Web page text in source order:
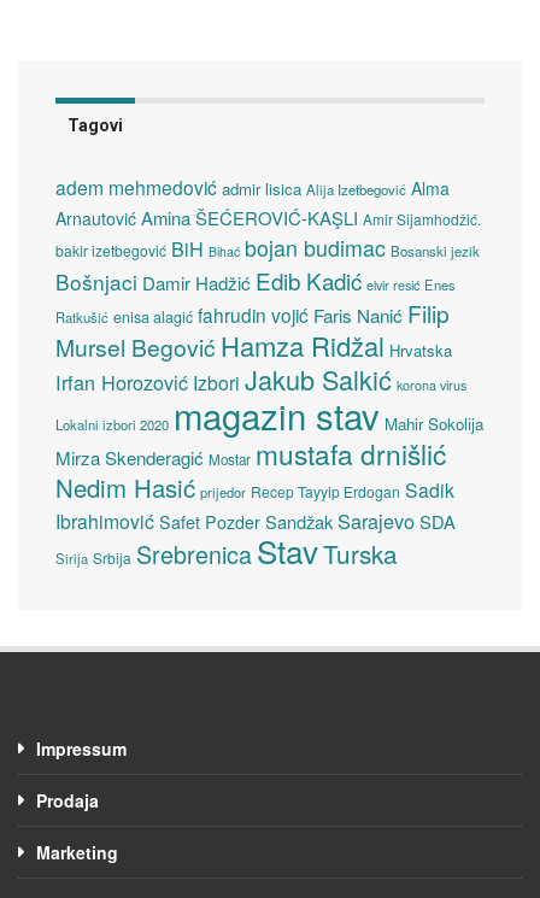
Tagovi
adem mehmedović admir lisica Alija Izetbegović Alma
Arnautović Amina ŠEĆEROVIĆ-KAŞLI Amir Sijamhodžić.
bakir izetbegović BiH Bihać bojan budimac Bosanski jezik
Bošnjaci Damir Hadžić Edib Kadić elvir resić Enes
Ratkušić enisa alagić fahrudin vojić Faris Nanić Filip
Mursel Begović Hamza Ridžal Hrvatska
Irfan Horozović Izbori Jakub Salkić korona virus
Lokalni izbori 2020 magazin stav Mahir Sokolija
Mirza Skenderagić Mostar mustafa drnišlić
Nedim Hasić prijedor Recep Tayyip Erdogan Sadik
Ibrahimović Safet Pozder SandžakSarajevoSDA
Sirija Srbija SrebrenicaStavTurska
Impressum
Prodaja
Marketing